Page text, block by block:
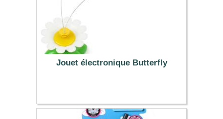
Jouet électronique Butterfly
6.49 €